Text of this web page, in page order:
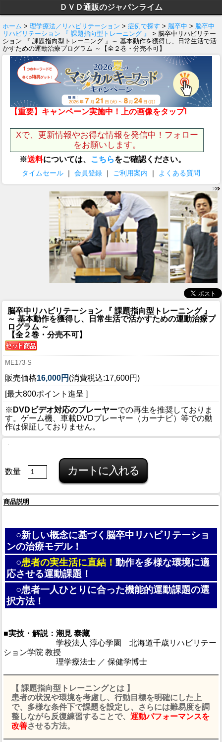
ＤＶＤ通販のジャパンライム
ホーム > 理学療法／リハビリテーション > 症例で探す > 脳卒中 > 脳卒中
リハビリテーション 『 課題指向型トレーニング 』
> 脳卒中リハビリテー
ション 『 課題指向型トレーニング 』～ 基本動作を獲得し、日常生活で活
かすための運動治療プログラム ～【全２巻・分売不可】
【重要】キャンペーン実施中！上の画像をタップ!
Xで、更新情報やお得な情報を発信中！フォロー
をお願いします。
※送料については、 こちらをご確認ください。
タイムセール ｜ 会員登録 ｜ ご利用案内 ｜ よくある質問
脳卒中リハビリテーション 『 課題指向型トレーニング 』
～ 基本動作を獲得し、日常生活で活かすための運動治療プ
ログラム ～
【全２巻・分売不可】
ME173-S
販売価格16,000円 (消費税込:17,600円)
[最大800ポイント進呈 ]
※ DVDビデオ対応のプレーヤーでの再生を推奨しておりま
す。ゲーム機、車載DVDプレーヤー（カーナビ）等での動
作は保証しておりません。
数量
商品説明
○新しい概念に基づく脳卒中リハビリテーショ
ンの治療モデル！
○患者の実生活に直結！ 動作を多様な環境に適
応させる運動課題！
○患者一人ひとりに合った機能的運動課題の選
択方法！
■実技・解説：潮見 泰藏
学校法人 淳心学園 北海道千歳リハビリテー
ション学院 教授
理学療法士 ／ 保健学博士
【 課題指向型トレーニングとは 】
患者の状況や環境を考慮し、行動目標を明確にした上
で、多様な条件下で課題を設定し、さらには難易度を調
整しながら反復練習することで、 運動パフォーマンスを
改善させる方法。